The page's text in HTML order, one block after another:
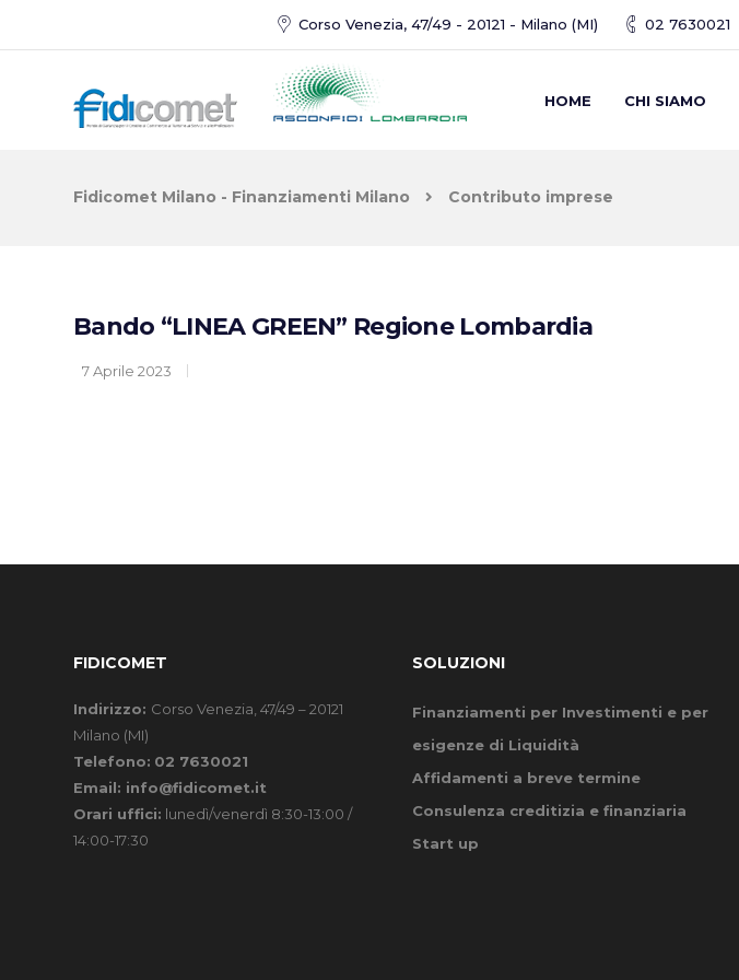
Corso Venezia, 47/49 - 20121 - Milano (MI) 02 7630021
HOME CHI SIAMO
Fidicomet Milano - Finanziamenti Milano Contributo imprese
Bando “LINEA GREEN” Regione Lombardia
7 Aprile 2023
FIDICOMET
Indirizzo: Corso Venezia, 47/49 – 20121
Milano (MI)
Telefono: 02 7630021
Email: info@fidicomet.it
Orari uffici: lunedì/venerdì 8:30-13:00 /
14:00-17:30
SOLUZIONI
Finanziamenti per Investimenti e per
esigenze di Liquidità
Affidamenti a breve termine
Consulenza creditizia e finanziaria
Start up